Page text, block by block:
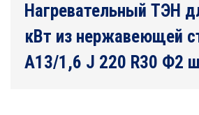
Нагревательный ТЭН
кВт из нержавеющей
А13/1,6 J 220 R30 Ф2